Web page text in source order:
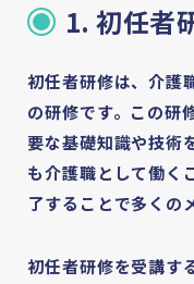
1. 初任者
初任者研修は、介護
の研修です。この研
要な基礎知識や技術
も介護職として働く
了することで多くの
初任者研修を受講す